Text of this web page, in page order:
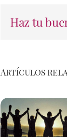
Haz tu
Artículos